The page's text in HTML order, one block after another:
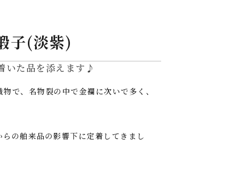
子(淡紫)
いた品を添えます♪
で、名物裂の中で金襴に次いで多く、
の舶来品の影響下に定着してきまし